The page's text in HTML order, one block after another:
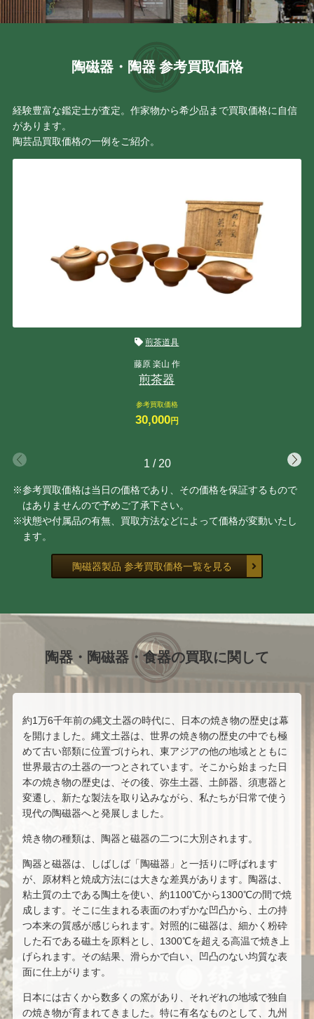
陶磁器・陶器 参考買取価格
経験豊富な鑑定士が査定。作家物から希少品まで買取価格に自信
があります。
陶芸品買取価格の一例をご紹介。
煎茶道具
藤原 楽山 作
煎茶器
参考買取価格
30,000円
1/ 20
※参考買取価格は当日の価格であり、その価格を保証するもので
はありませんので予めご了承下さい。
※状態や付属品の有無、買取方法などによって価格が変動いたし
ます。
陶磁器製品 参考買取価格一覧を見る
陶器・陶磁器・食器の買取に関して
約1万6千年前の縄文土器の時代に、日本の焼き物の歴史は幕
を開けました。縄文土器は、世界の焼き物の歴史の中でも極
めて古い部類に位置づけられ、東アジアの他の地域とともに
世界最古の土器の一つとされています。そこから始まった日
本の焼き物の歴史は、その後、弥生土器、土師器、須恵器と
変遷し、新たな製法を取り込みながら、私たちが日常で使う
現代の陶磁器へと発展しました。
焼き物の種類は、陶器と磁器の二つに大別されます。
陶器と磁器は、しばしば「陶磁器」と一括りに呼ばれます
が、原材料と焼成方法には大きな差異があります。陶器は、
粘土質の土である陶土を使い、約1100℃から1300℃の間で焼
成します。そこに生まれる表面のわずかな凹凸から、土の持
つ本来の質感が感じられます。対照的に磁器は、細かく粉砕
した石である磁土を原料とし、1300℃を超える高温で焼き上
げられます。その結果、滑らかで白い、凹凸のない均質な表
面に仕上がります。
日本には古くから数多くの窯があり、それぞれの地域で独自
の焼き物が育まれてきました。特に有名なものとして、九州